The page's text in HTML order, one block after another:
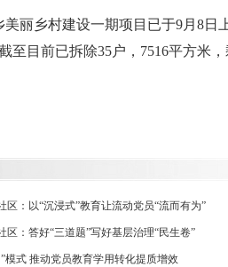
丽乡村建设一期项目已于9月8日
至目前已拆除35户，7516平方米
区：以“沉浸式”教育让流动党员“流而有为”
区：答好“三道题”写好基层治理“民生卷”
模式 推动党员教育学用转化提质增效